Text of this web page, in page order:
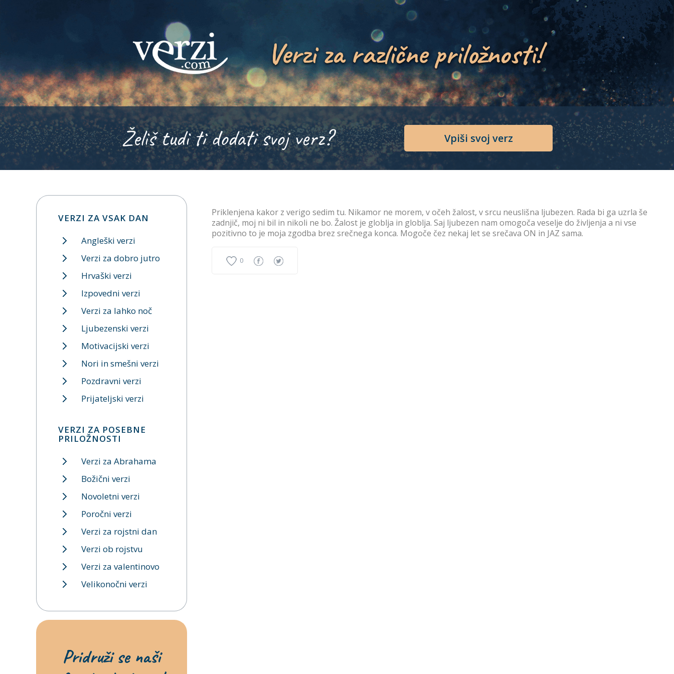
Verzi za različne priložnosti!
Želiš tudi ti dodati svoj verz? Vpiši svoj verz
Priklenjena kakor z verigo sedim tu. Nikamor ne morem, v očeh žalost, v srcu neuslišna ljubezen. Rada bi ga uzrla še
zadnjič, moj ni bil in nikoli ne bo. Žalost je globlja in globlja. Saj ljubezen nam omogoča veselje do življenja a ni vse
pozitivno to je moja zgodba brez srečnega konca. Mogoče čez nekaj let se srečava ON in JAZ sama.
0
VERZI ZA VSAK DAN
Angleški verzi
Verzi za dobro jutro
Hrvaški verzi
Izpovedni verzi
Verzi za lahko noč
Ljubezenski verzi
Motivacijski verzi
Nori in smešni verzi
Pozdravni verzi
Prijateljski verzi
VERZI ZA POSEBNE
PRILOŽNOSTI
Verzi za Abrahama
Božični verzi
Novoletni verzi
Poročni verzi
Verzi za rojstni dan
Verzi ob rojstvu
Verzi za valentinovo
Velikonočni verzi
Pridruži se naši